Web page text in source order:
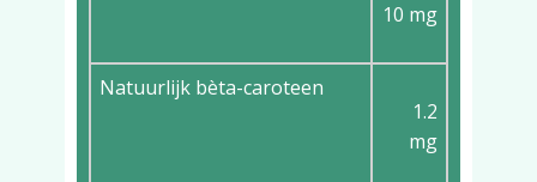
10 mg
Natuurlijk bèta-caroteen
1.2
mg